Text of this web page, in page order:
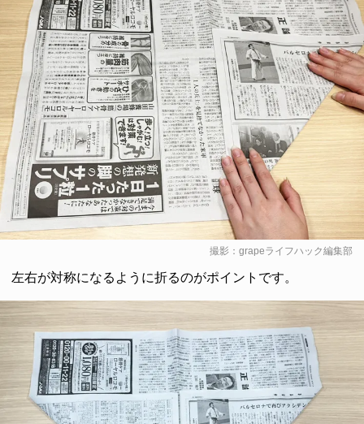
撮影：grapeライフハック編集部
左右が対称になるように折るのがポイントです。